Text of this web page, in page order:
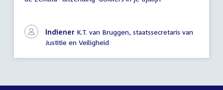
Indiener K.T. van Bruggen, staatssecretaris van
Justitie en Veiligheid